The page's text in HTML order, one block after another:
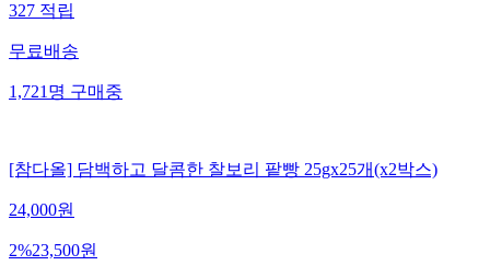
327적립
무료배송
1,721명구매중
[참다올] 담백하고 달콤한 찰보리 팥빵 25gx25개(x2박스)
24,000원
2%23,500원